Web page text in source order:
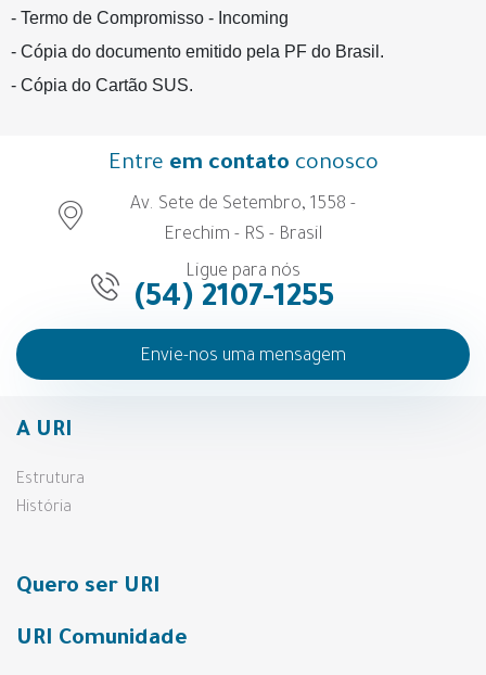
- Termo de Compromisso - Incoming
- Cópia do documento emitido pela PF do Brasil.
- Cópia do Cartão SUS.
Entre em contato conosco
Av. Sete de Setembro, 1558 -
Erechim - RS - Brasil
Ligue para nós
(54) 2107-1255
Envie-nos uma mensagem
A URI
Estrutura
História
Quero ser URI
URI Comunidade